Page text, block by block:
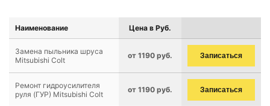
Наименование Цена в Руб.
Замена пыльника шруса
Mitsubishi Colt
от 1190 руб. Записаться
Ремонт гидроусилителя
руля (ГУР) Mitsubishi Colt
от 1190 руб. Записаться